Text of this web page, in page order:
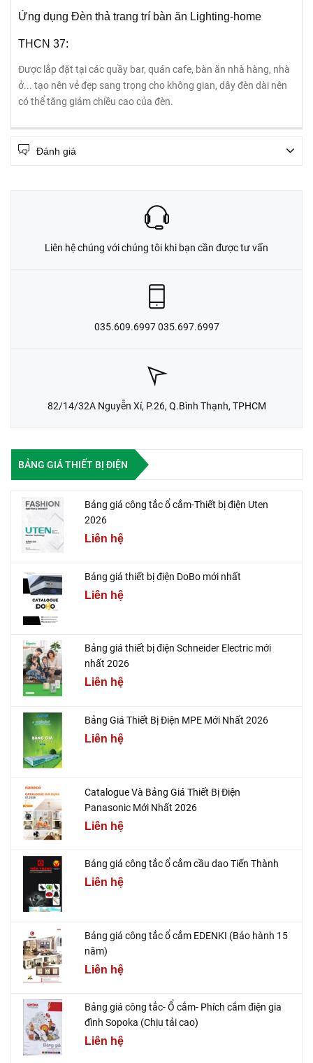
Ứng dụng Đèn thả trang trí bàn ăn Lighting-home
THCN 37:
Được lắp đặt tại các quầy bar, quán cafe, bàn ăn nhà hàng, nhà
ở... tạo nên vẻ đẹp sang trọng cho không gian, dây đèn dài nên
có thể tăng giảm chiều cao của đèn.
Đánh giá
Liên hệ chúng với chúng tôi khi bạn cần được tư vấn
035.609.6997 035.697.6997
82/14/32A Nguyễn Xí, P.26, Q.Bình Thạnh, TPHCM
BẢNG GIÁ THIẾT BỊ ĐIỆN
Bảng giá công tắc ổ cắm-Thiết bị điện Uten
2026
Liên hệ
Bảng giá thiết bị điện DoBo mới nhất
Liên hệ
Bảng giá thiết bị điện Schneider Electric mới
nhất 2026
Liên hệ
Bảng Giá Thiết Bị Điện MPE Mới Nhất 2026
Liên hệ
Catalogue Và Bảng Giá Thiết Bị Điện
Panasonic Mới Nhất 2026
Liên hệ
Bảng giá công tắc ổ cắm cầu dao Tiến Thành
Liên hệ
Bảng giá công tắc ổ cắm EDENKI (Bảo hành 15
năm)
Liên hệ
Bảng giá công tắc- Ổ cắm- Phích cắm điện gia
đình Sopoka (Chịu tải cao)
Liên hệ